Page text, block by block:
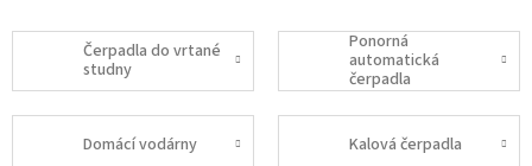
Čerpadla do vrtané
studny
Ponorná
automatická
čerpadla
Domácí vodárny Kalová čerpadla